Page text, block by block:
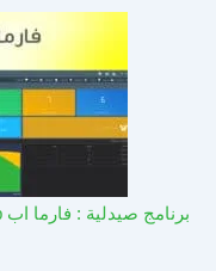
برنامج صيدلية : فارما اب PharmaUp​